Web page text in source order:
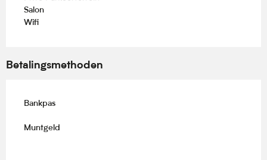
Salon
Wifi
Betalingsmethoden
Bankpas
Muntgeld